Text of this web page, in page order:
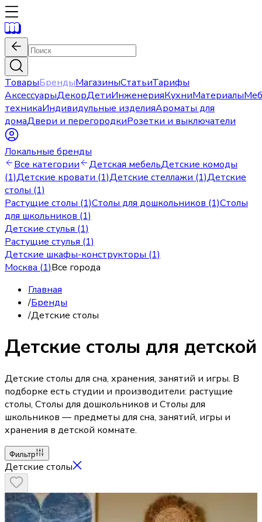
ТоварыБрендыМагазиныСтатьиТарифы
АксессуарыДекорДетиИнженерияКухниМатериалы
техникаИндивидульные изделияАроматы для
домаДвери и перегородкиРозетки и выключатели
Локальные бренды
Все категории
Детская мебельДетские комоды
(1)Детские кровати (1)Детские стеллажи (1)Детские
столы (1)
Растущие столы (1)Столы для дошкольников (1)Столы
для школьников (1)
Детские стулья (1)
Растущие стулья (1)
Детские шкафы-конструкторы (1)
Москва (1)Все города
Главная
/Бренды
/Детские столы
Детские столы для детской
Детские столы для сна, хранения, занятий и игры. В
подборке есть студии и производители: растущие
столы, Столы для дошкольников и Столы для
школьников — предметы для сна, занятий, игры и
хранения в детской комнате.
Фильтр
Детские столы